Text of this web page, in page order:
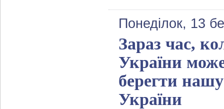
Понеділок, 13
Зараз час,
України
берегти
України